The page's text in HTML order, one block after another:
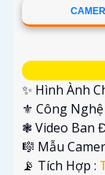
✨ Hình Ành
⚜️ Công Nghệ
❃ Video Ban
🎼️ Mẫu
️📡 Tích Hợp :